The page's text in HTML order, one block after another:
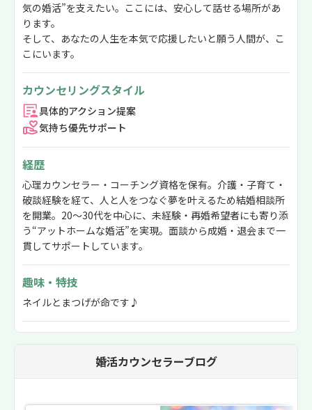
気の婚活”を支えたい。ここには、安心して話せる場所があ
ります。
そして、あなたの人生を本気で応援したいと願う人間が、こ
こにいます。
カウンセリングスタイル
具体的アクション提案
気持ち優先サポート
経歴
心理カウンセラー・コーチング資格を保有。介護・子育て・
破談経験を経て、人と人をつなぐ夢を叶えるため結婚相談所
を開業。20〜30代を中心に、未経験・再婚希望者にも寄り添
う“アットホームな婚活”を実現。面談から成婚・退会まで一
貫してサポートしています。
趣味・特技
ネイルとまつげが命です♪
婚活カウンセラーブログ